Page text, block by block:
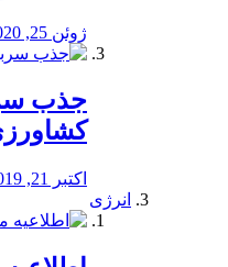
ژوئن 25, 2020
جذب
اکتبر 21, 2019
انرژی